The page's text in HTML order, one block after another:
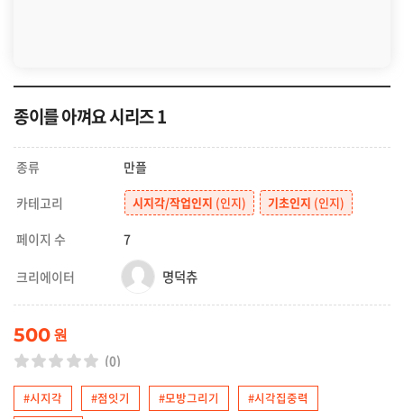
종이를 아껴요 시리즈 1
종류
만플
카테고리
시지각/작업인지 (인지) 기초인지 (인지)
페이지 수 7
크리에이터 명덕츄
500 원
(0)
#시지각 #점잇기 #모방그리기
#시각집중력